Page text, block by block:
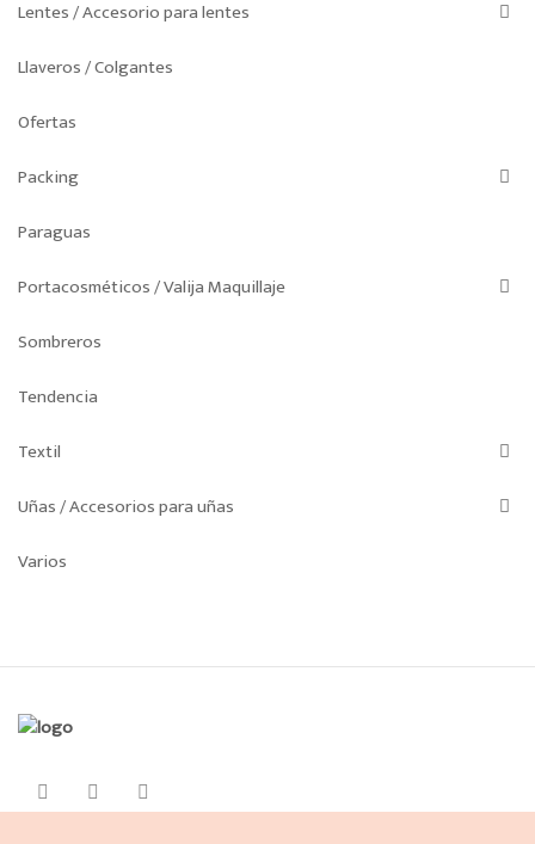
Lentes / Accesorio para lentes
Llaveros / Colgantes
Ofertas
Packing
Paraguas
Portacosméticos / Valija Maquillaje
Sombreros
Tendencia
Textil
Uñas / Accesorios para uñas
Varios